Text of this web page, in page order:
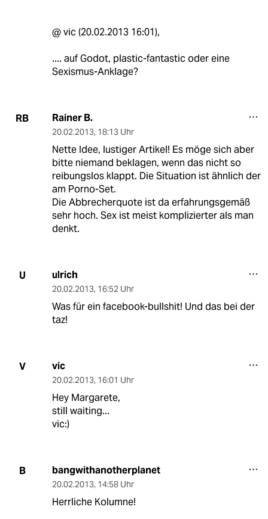
@ vic (20.02.2013 16:01),
.... auf Godot, plastic-fantastic oder eine
Sexismus-Anklage?
RB Rainer B.
20.02.2013, 18:13 Uhr
Nette Idee, lustiger Artikel! Es möge sich aber
bitte niemand beklagen, wenn das nicht so
reibungslos klappt. Die Situation ist ähnlich der
am Porno-Set.
Die Abbrecherquote ist da erfahrungsgemäß
sehr hoch. Sex ist meist komplizierter als man
denkt.
U ulrich
20.02.2013, 16:52 Uhr
Was für ein facebook-bullshit! Und das bei der
taz!
V vic
20.02.2013, 16:01 Uhr
Hey Margarete,
still waiting...
vic:)
B bangwithanotherplanet
20.02.2013, 14:58 Uhr
Herrliche Kolumne!